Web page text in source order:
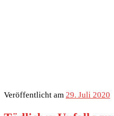
Veröffentlicht am 29. Juli 2020